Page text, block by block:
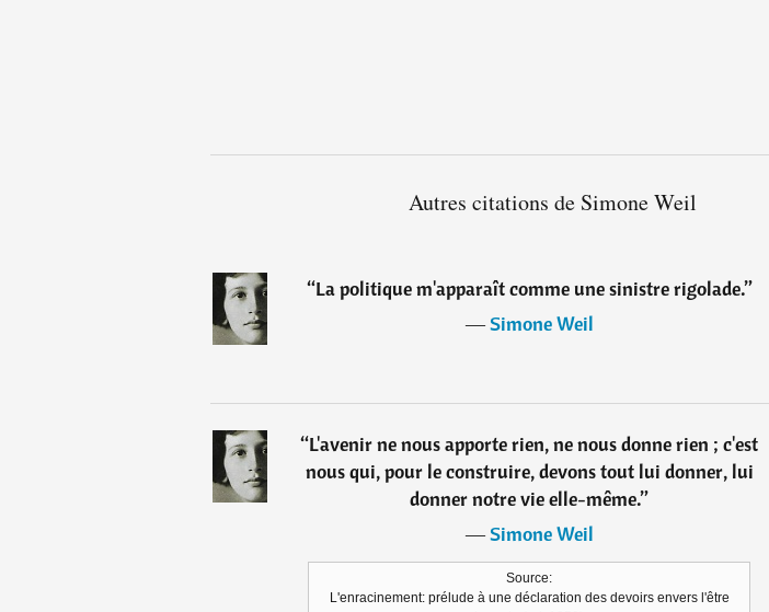
Autres citations de Simone Weil
“La politique m'apparaît comme une sinistre rigolade.”
―Simone Weil
“L'avenir ne nous apporte rien, ne nous donne rien ; c'est
nous qui, pour le construire, devons tout lui donner, lui
donner notre vie elle-même.”
―Simone Weil
Source:
L'enracinement: prélude à une déclaration des devoirs envers l'être